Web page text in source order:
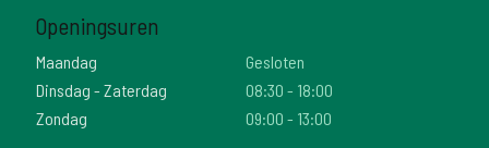
Openingsuren
Maandag
Gesloten
Dinsdag - Zaterdag
08:30 - 18:00
Zondag
09:00 - 13:00